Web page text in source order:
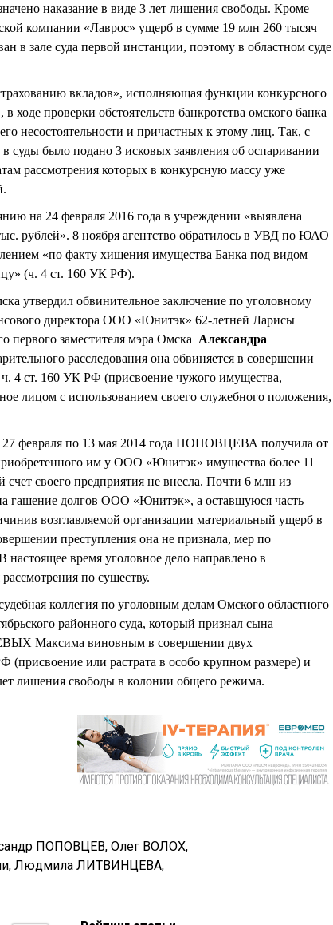
наказание в виде 3 лет лишения свободы. Кроме
компании «Лаврос» ущерб в сумме 19 млн 260 тысяч
в зале суда первой инстанции, поэтому в областном суде
вкладов», исполняющая функции конкурсного
проверки обстоятельств банкротства омского банка
несостоятельности и причастных к этому лиц. Так, с
в суды было подано 3 исковых заявления об оспаривании
рассмотрения которых в конкурсную массу уже
на 24 февраля 2016 года в учреждении «выявлена
рублей». 8 ноября агентство обратилось в УВД по ЮАО
«по факту хищения имущества Банка под видом
(ч. 4 ст. 160 УК РФ).
утвердил обвинительное заключение по уголовному
директора ООО «Юнитэк» 62-летней Ларисы
заместителя мэра Омска Александра
расследования она обвиняется в совершении
ч. 4 ст. 160 УК РФ (присвоение чужого имущества,
лицом с использованием своего служебного положения,
27 февраля по 13 мая 2014 года ПОПОВЦЕВА получила от
им у ООО «Юнитэк» имущества более 11
своего предприятия не внесла. Почти 6 млн из
гашение долгов ООО «Юнитэк», а оставшуюся часть
возглавляемой организации материальный ущерб в
преступления она не признала, мер по
время уголовное дело направлено в
по существу.
коллегия по уголовным делам Омского областного
районного суда, который признал сына
Максима виновным в совершении двух
(присвоение или растрата в особо крупном размере) и
лишения свободы в колонии общего режима.
ПОПОВЦЕВ, Олег ВОЛОХ,
, Людмила ЛИТВИНЦЕВА,